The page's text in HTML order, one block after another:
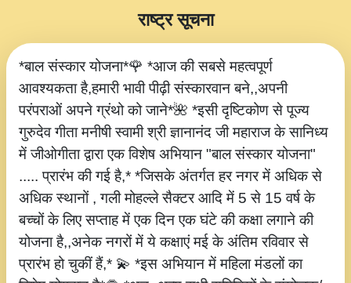
*बाल संस्कार योजना*🌹 *आज की सबसे महत्वपूर्ण
आवश्यकता है,हमारी भावी पीढ़ी संस्कारवान बने,,अपनी
परंपराओं अपने ग्रंथो को जाने*🌺 *इसी दृष्टिकोण से पूज्य
गुरुदेव गीता मनीषी स्वामी श्री ज्ञानानंद जी महाराज के सानिध्य
में जीओगीता द्वारा एक विशेष अभियान "बाल संस्कार योजना"
..... प्रारंभ की गई है,* *जिसके अंतर्गत हर नगर में अधिक से
अधिक स्थानों , गली मोहल्ले सैक्टर आदि में 5 से 15 वर्ष के
बच्चों के लिए सप्ताह में एक दिन एक घंटे की कक्षा लगाने की
योजना है,,अनेक नगरों में ये कक्षाएं मई के अंतिम रविवार से
प्रारंभ हो चुकीं हैं,* 💫 *इस अभियान में महिला मंडलों का
राष्ट्र सूचना